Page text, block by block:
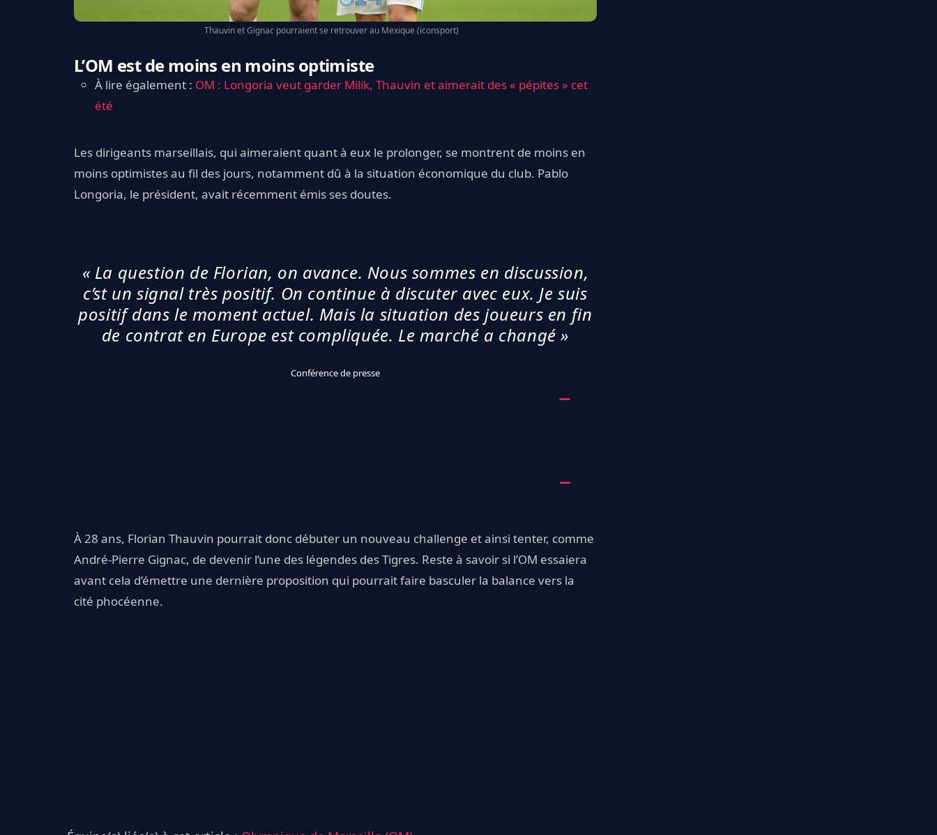
Thauvin et Gignac pourraient se retrouver au Mexique (iconsport)
L’OM est de moins en moins optimiste
À lire également : OM : Longoria veut garder Milik, Thauvin et aimerait des « pépites » cet
été
Les dirigeants marseillais, qui aimeraient quant à eux le prolonger, se montrent de moins en
moins optimistes au fil des jours, notamment dû à la situation économique du club. Pablo
Longoria, le président, avait récemment émis ses doutes.
« La question de Florian, on avance. Nous sommes en discussion,
c’st un signal très positif. On continue à discuter avec eux. Je suis
positif dans le moment actuel. Mais la situation des joueurs en fin
de contrat en Europe est compliquée. Le marché a changé »
Conférence de presse
À 28 ans, Florian Thauvin pourrait donc débuter un nouveau challenge et ainsi tenter, comme
André-Pierre Gignac, de devenir l’une des légendes des Tigres. Reste à savoir si l’OM essaiera
avant cela d’émettre une dernière proposition qui pourrait faire basculer la balance vers la
cité phocéenne.